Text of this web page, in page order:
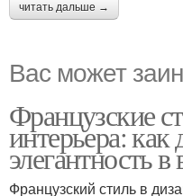
читать дальше →
Вас может
Французские
интерьера:
элегантность
Французский стиль в